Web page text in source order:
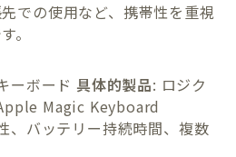
での使用など、携帯性を重視
。
ーボード 具体的製品: ロジク
Magic Keyboard
、バッテリー持続時間、複数